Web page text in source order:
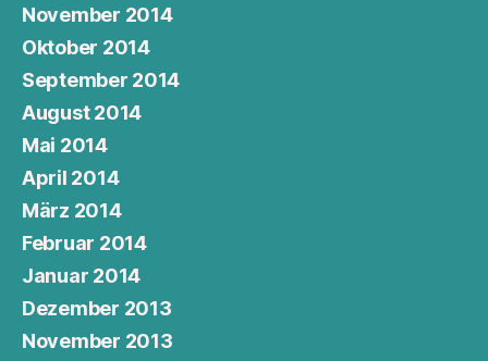
November 2014
Oktober 2014
September 2014
August 2014
Mai 2014
April 2014
März 2014
Februar 2014
Januar 2014
Dezember 2013
November 2013